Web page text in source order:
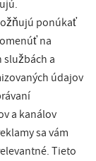
ponúkať
na
službách a
údajov
a kanálov
sa vám
Tieto